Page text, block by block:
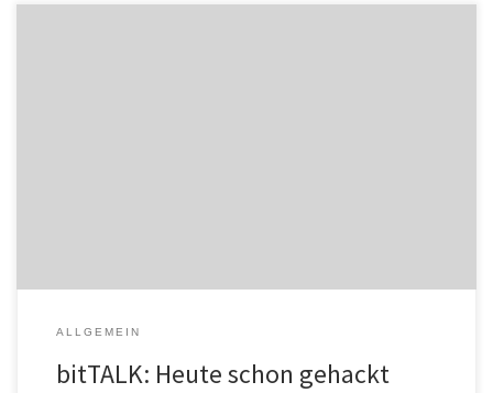
ALLGEMEIN
bitTALK: Heute schon gehackt